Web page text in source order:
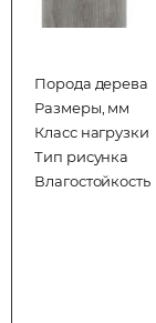
Порода дерева
Размеры, мм
Класс нагрузки
Тип рисунка
Влагостойкость